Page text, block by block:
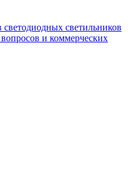
светодиодных светильников
и коммерческих